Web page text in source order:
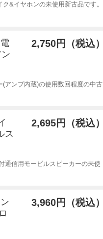
&イヤホンの未使用新古品です。
2,750円（税込）
アンプ内蔵)の使用数回程度の中古
ス
2,695円（税込）
通信用モービルスピーカーの未使
3,960円（税込）